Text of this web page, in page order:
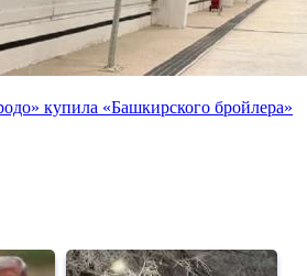
купила «Башкирского бройлера»